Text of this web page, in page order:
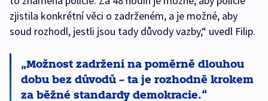
zjistila konkrétní věci o zadrženém, a je možné, aby
soud rozhodl, jestli jsou tady důvody vazby,“ uvedl Filip.
Možnost zadržení na poměrně dlouhou
dobu bez důvodů – ta je rozhodně krokem
za běžné standardy demokracie.